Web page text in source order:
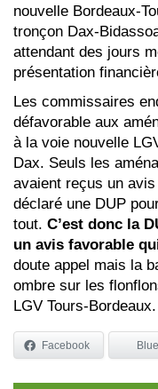
nouvelle Bordeaux-
tronçon Dax-
attendant des jours
présentation
Les commissaires
défavorable aux
à la voie nouvelle
Dax. Seuls les
avaient reçus un
déclaré une DUP
tout. C’est donc la
un avis favorable
doute appel mais la
ombre sur les
LGV Tours-Bordeaux.
Facebook